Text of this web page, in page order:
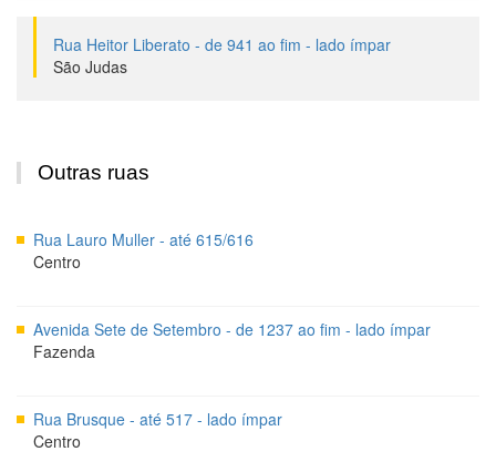
Rua Heitor Liberato - de 941 ao fim - lado ímpar
São Judas
Outras ruas
Rua Lauro Muller - até 615/616
Centro
Avenida Sete de Setembro - de 1237 ao fim - lado ímpar
Fazenda
Rua Brusque - até 517 - lado ímpar
Centro